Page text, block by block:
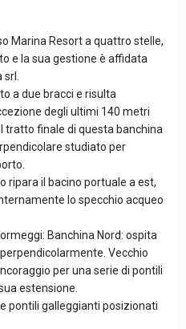
Marina Resort a quattro stelle,
e la sua gestione è affidata
a due bracci e risulta
degli ultimi 140 metri
tratto finale di questa banchina
studiato per
ripara il bacino portuale a est,
lo specchio acqueo
Banchina Nord: ospita
Vecchio
per una serie di pontili
estensione.
pontili galleggianti posizionati